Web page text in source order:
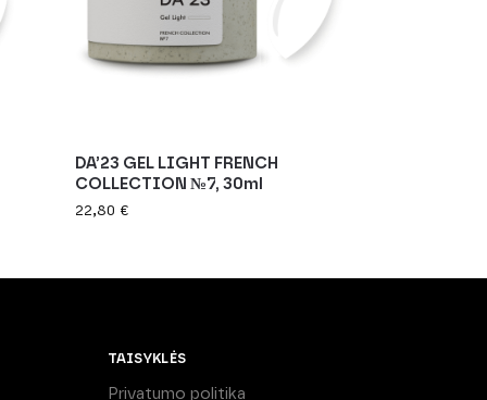
DA’23 GEL LIGHT FRENCH
COLLECTION №7, 30ml
22,80 €
TAISYKLĖS
Privatumo politika